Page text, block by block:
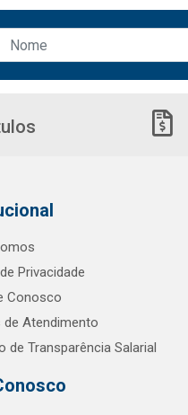
Privacidade
Conosco
de Atendimento
de Transparência Salarial